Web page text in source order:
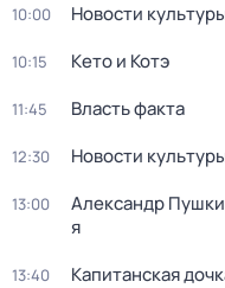
10:00 Новости
10:15 Кето и Котэ
11:45 Власть факта
12:30 Новости
13:00 Александр
я
13:40 Капитанская